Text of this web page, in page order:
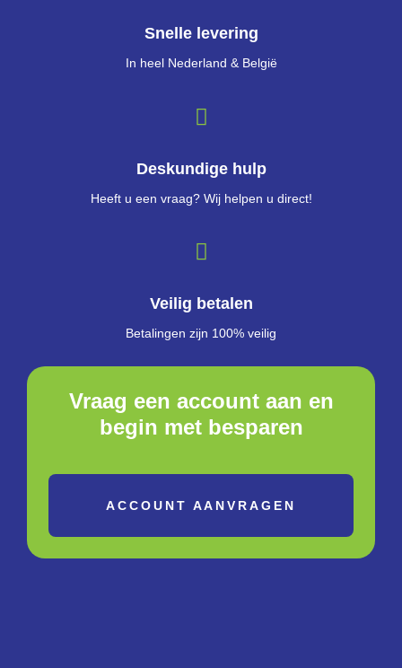
Snelle levering
In heel Nederland & België
Deskundige hulp
Heeft u een vraag? Wij helpen u direct!
Veilig betalen
Betalingen zijn 100% veilig
Vraag een account aan en
begin met besparen
ACCOUNT AANVRAGEN